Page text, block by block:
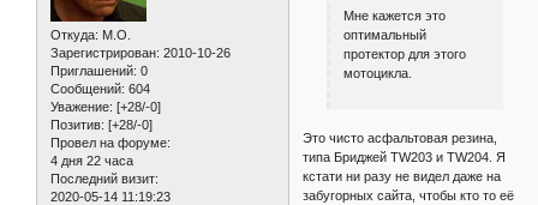
Откуда: M.O.
Зарегистрирован: 2010-10-26
Приглашений: 0
Сообщений: 604
Уважение: [+28/-0]
Позитив: [+28/-0]
Провел на форуме:
4 дня 22 часа
Последний визит:
2020-05-14 11:19:23
Мне кажется это
оптимальный
протектор для этого
мотоцикла.
Это чисто асфальтовая резина,
типа Бриджей TW203 и TW204. Я
кстати ни разу не видел даже на
забугорных сайта, чтобы кто то её